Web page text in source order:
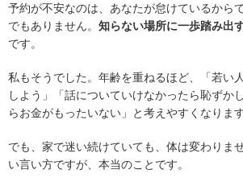
予約が不安なのは、あなたが怠けているから
でもありません。 知らない場所に一歩踏み出
です。
私もそうでした。年齢を重ねるほど、「若い
しよう」「話についていけなかったら恥ずか
らお金がもったいない」と考えやすくなります
でも、家で迷い続けていても、体は変わりま
い言い方ですが、本当のことです。